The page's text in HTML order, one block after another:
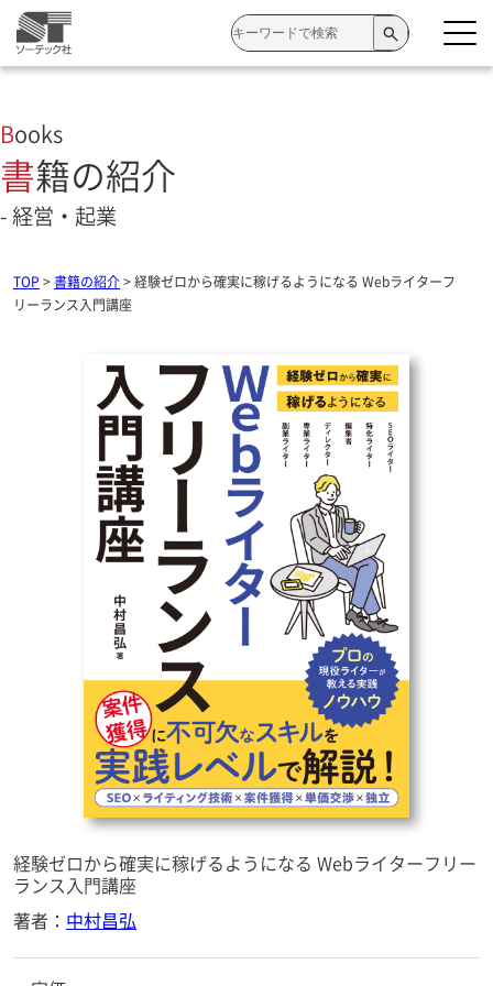
検
索:
Books
書籍の紹介
- 経営・起業
TOP >書籍の紹介>経験ゼロから確実に稼げるようになる Webライターフ
リーランス入門講座
経験ゼロから確実に稼げるようになる Webライターフリー
ランス入門講座
著者： 中村昌弘